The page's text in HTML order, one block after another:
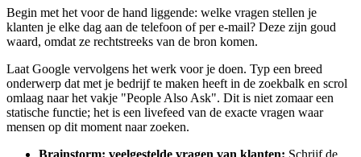
Begin met het voor de hand liggende: welke vragen stellen je
klanten je elke dag aan de telefoon of per e-mail? Deze zijn goud
waard, omdat ze rechtstreeks van de bron komen.
Laat Google vervolgens het werk voor je doen. Typ een breed
onderwerp dat met je bedrijf te maken heeft in de zoekbalk en scrol
omlaag naar het vakje "People Also Ask". Dit is niet zomaar een
statische functie; het is een livefeed van de exacte vragen waar
mensen op dit moment naar zoeken.
Brainstorm: veelgestelde vragen van klanten: Schrijf de